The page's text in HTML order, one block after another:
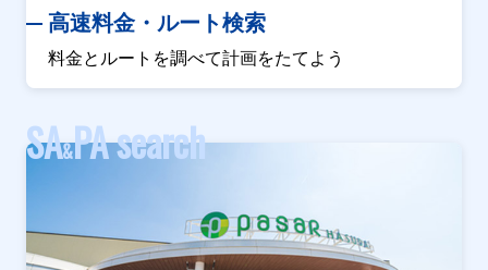
高速料金・ルート検索
料金とルートを調べて計画をたてよう
SA&PA search